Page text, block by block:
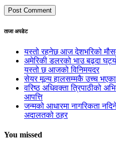
ताजा अपडेट
यस्तो रहनेछ आज देशभरिको
अमेरिकी डलरको भाउ बढ्दा
यस्तो छ आजको विनिमयदर
सेयर मूल्य हालसम्मकै उच्च
वरिष्ठ अधिवक्ता त्रिपाठीको
आपत्ति
जन्मको आधारमा नागरिकता
अदालतको ठहर
You missed